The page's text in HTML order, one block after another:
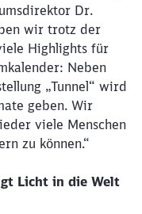
Dr.
wir trotz der
Highlights für
Neben
„Tunnel“ wird
geben. Wir
viele Menschen
zu können.“
Licht in die Welt